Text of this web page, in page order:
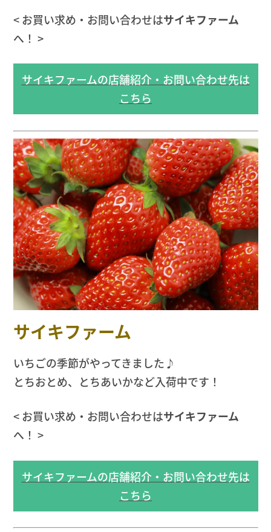
< お買い求め・お問い合わせはサイキファーム
へ！ >
サイキファームの店舗紹介・お問い合わせ先は
こちら
サイキファーム
いちごの季節がやってきました♪
とちおとめ、とちあいかなど入荷中です！
< お買い求め・お問い合わせはサイキファーム
へ！ >
サイキファームの店舗紹介・お問い合わせ先は
こちら